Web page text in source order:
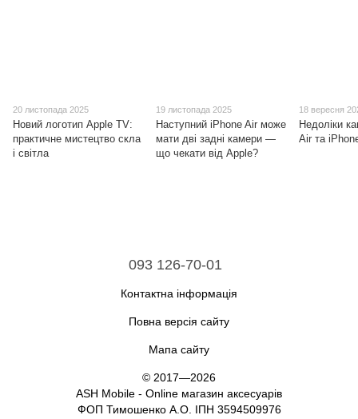
20 листопада 2025
Новий логотип Apple TV:
практичне мистецтво скла
і світла
19 листопада 2025
Наступний iPhone Air може
мати дві задні камери —
що чекати від Apple?
18 вересня
Недоліки
Air та
093 126-70-01
Контактна інформація
Повна версія сайту
Мапа сайту
© 2017—2026
ASH Mobile - Online магазин аксесуарів
ФОП Тимошенко А.О. ІПН 3594509976